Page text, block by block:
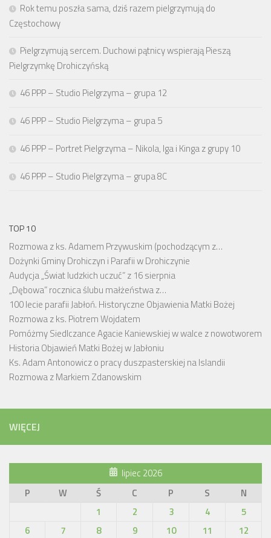
Rok temu poszła sama, dziś razem pielgrzymują do
Częstochowy
Pielgrzymują sercem. Duchowi pątnicy wspierają Pieszą
Pielgrzymkę Drohiczyńską
46 PPP – Studio Pielgrzyma – grupa 12
46 PPP – Studio Pielgrzyma – grupa 5
46 PPP – Portret Pielgrzyma – Nikola, Iga i Kinga z grupy 10
46 PPP – Studio Pielgrzyma – grupa 8C
TOP 10
Rozmowa z ks. Adamem Przywuskim (pochodzącym z…
Dożynki Gminy Drohiczyn i Parafii w Drohiczynie
Audycja „Świat ludzkich uczuć” z 16 sierpnia
„Dębowa” rocznica ślubu małżeństwa z…
100 lecie parafii Jabłoń. Historyczne Objawienia Matki Bożej
Rozmowa z ks. Piotrem Wojdatem
Pomóżmy Siedlczance Agacie Kaniewskiej w walce z nowotworem
Historia Objawień Matki Bożej w Jabłoniu
Ks. Adam Antonowicz o pracy duszpasterskiej na Islandii
Rozmowa z Markiem Zdanowskim
WIĘCEJ
lipiec 2026
P
W Ś C P S
N
1
2 3 4
5
6
7 8 9 10 11
12